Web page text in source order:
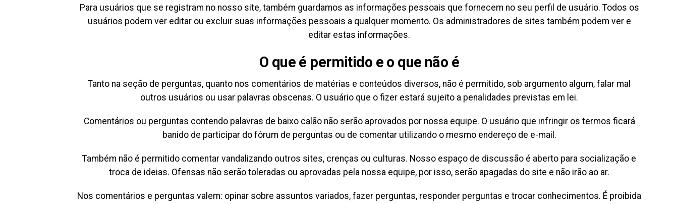
Para usuários que se registram no nosso site, também guardamos as informações pessoais que fornecem no seu perfil de usuário. Todos os
usuários podem ver editar ou excluir suas informações pessoais a qualquer momento. Os administradores de sites também podem ver e
editar estas informações.
O que é permitido e o que não é
Tanto na seção de perguntas, quanto nos comentários de matérias e conteúdos diversos, não é permitido, sob argumento algum, falar mal
outros usuários ou usar palavras obscenas. O usuário que o fizer estará sujeito a penalidades previstas em lei.
Comentários ou perguntas contendo palavras de baixo calão não serão aprovados por nossa equipe. O usuário que infringir os termos ficará
banido de participar do fórum de perguntas ou de comentar utilizando o mesmo endereço de e-mail.
Também não é permitido comentar vandalizando outros sites, crenças ou culturas. Nosso espaço de discussão é aberto para socialização e
troca de ideias. Ofensas não serão toleradas ou aprovadas pela nossa equipe, por isso, serão apagadas do site e não irão ao ar.
Nos comentários e perguntas valem: opinar sobre assuntos variados, fazer perguntas, responder perguntas e trocar conhecimentos. É proibida